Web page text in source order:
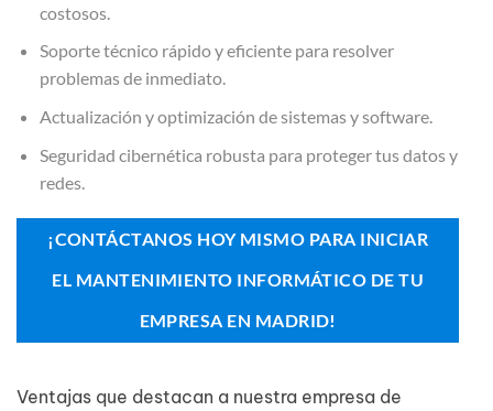
costosos.
Soporte técnico rápido y eficiente para resolver
problemas de inmediato.
Actualización y optimización de sistemas y software.
Seguridad cibernética robusta para proteger tus datos y
redes.
¡CONTÁCTANOS HOY MISMO PARA INICIAR
EL MANTENIMIENTO INFORMÁTICO DE TU
EMPRESA EN MADRID!
Ventajas que destacan a nuestra empresa de